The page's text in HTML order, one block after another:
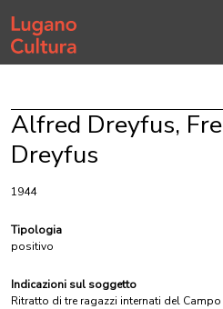
Home page
Alfred Dreyfus,
Dreyfus
1944
Tipologia
positivo
Indicazioni sul soggetto
Ritratto di tre ragazzi internati del